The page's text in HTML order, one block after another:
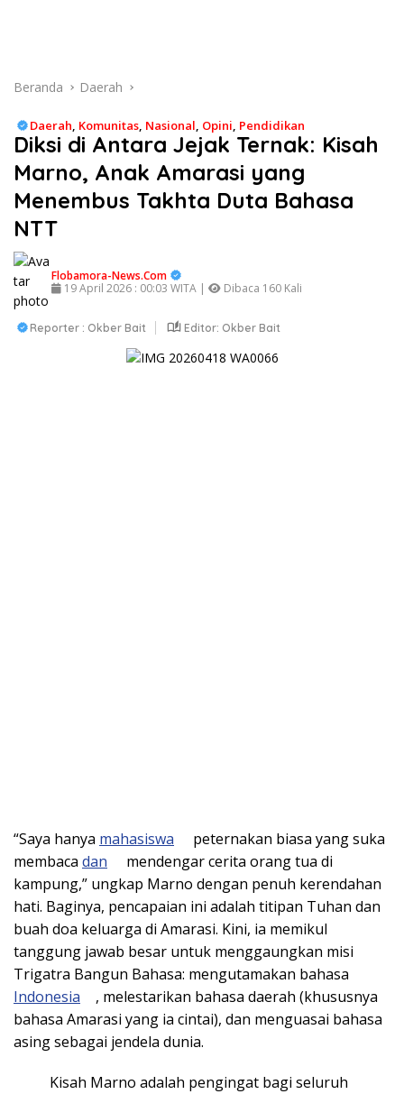
Beranda Daerah
Daerah, Komunitas, Nasional, Opini, Pendidikan
Diksi di Antara Jejak Ternak: Kisah
Marno, Anak Amarasi yang
Menembus Takhta Duta Bahasa
NTT
Flobamora-News.Com
19 April 2026 : 00:03 WITA |
Dibaca 160 Kali
Reporter : Okber Bait Editor: Okber Bait
“Saya hanya mahasiswa
peternakan biasa yang suka
membaca dan
mendengar cerita orang tua di
kampung,” ungkap Marno dengan penuh kerendahan
hati. Baginya, pencapaian ini adalah titipan Tuhan dan
buah doa keluarga di Amarasi. Kini, ia memikul
tanggung jawab besar untuk menggaungkan misi
Trigatra Bangun Bahasa: mengutamakan bahasa
Indonesia
, melestarikan bahasa daerah (khususnya
bahasa Amarasi yang ia cintai), dan menguasai bahasa
asing sebagai jendela dunia.
Kisah Marno adalah pengingat bagi seluruh